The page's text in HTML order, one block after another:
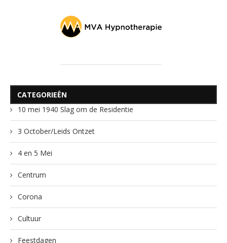
CATEGORIEËN
10 mei 1940 Slag om de Residentie
3 October/Leids Ontzet
4 en 5 Mei
Centrum
Corona
Cultuur
Feestdagen